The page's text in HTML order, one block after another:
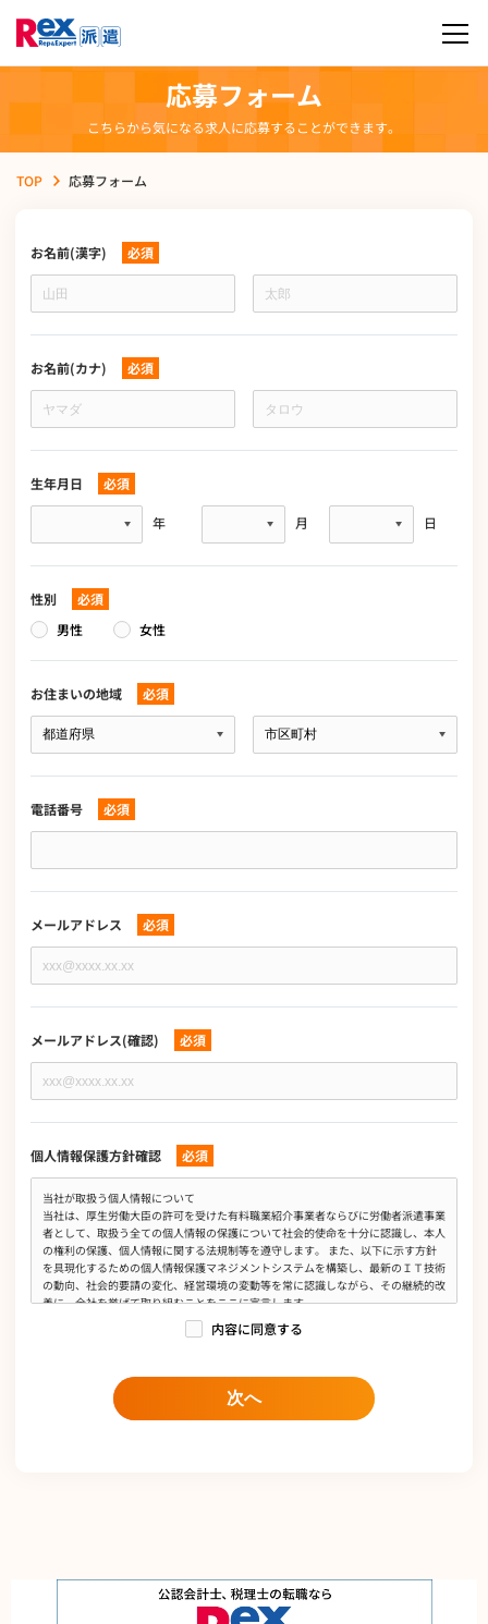
応募フォーム
こちらから気になる求人に応募することができます。
TOP 応募フォーム
お名前(漢字)
必須
お
前
(漢
お名前(カナ)
必須
お
前
(カ
生年月日
必須
生
月
日
年 月 日
性別
必須
男性
女性
お住まいの地域
必須
お
ま
い
地
域
電話番号
必須
電
番
号
須
メールアドレス 必須
メールアドレス(確認) 必須
個人情報保護方針確認 必須
当社が取扱う個人情報について
当社は、厚生労働大臣の許可を受けた有料職業紹介事業者ならびに労働者派遣事業
者として、取扱う全ての個人情報の保護について社会的使命を十分に認識し、本人
の権利の保護、個人情報に関する法規制等を遵守します。 また、以下に示す方針
を具現化するための個人情報保護マネジメントシステムを構築し、最新のＩＴ技術
の動向、社会的要請の変化、経営環境の変動等を常に認識しながら、その継続的改
善に、全社を挙げて取り組むことをここに宣言します。
個人情報は、有料職業紹介事業、労働者派遣事業、求人広告媒体事業、人材業務委
利用目的の達成に必要な範囲を超えて取扱いません。また、そのために必要な措置
個人情報保護に関する法令、国が定める指針及びその他の規範を遵守します。
載することにより、いつでもどなたにも入手可能な措置を取るものとします。
内容に同意する
次へ